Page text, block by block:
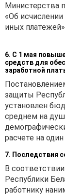
Министерства
«Об
иных
6. С 1 мая
средств для
заработной
защиты
установлен
среднем на
расчете на
7. Последствия
В
Республики
работнику